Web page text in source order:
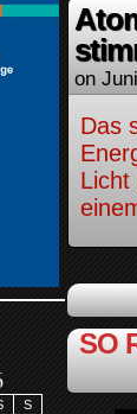
S
on
Das
Licht
SO